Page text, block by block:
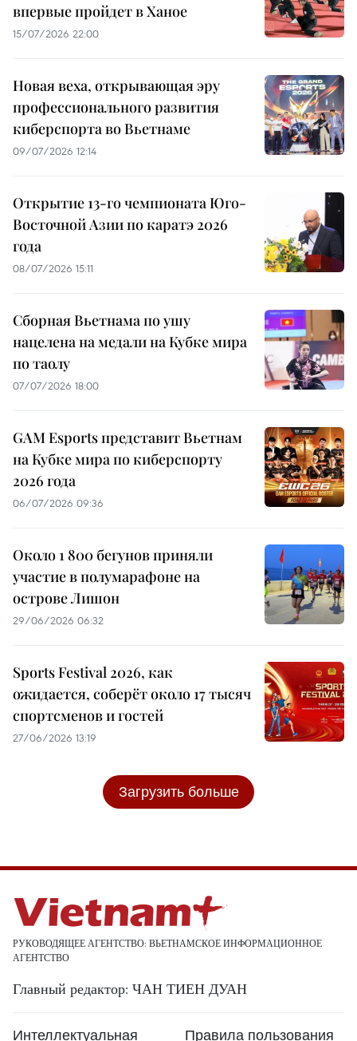
впервые пройдет в Ханое
15/07/2026 22:00
Новая веха, открывающая эру
профессионального развития
киберспорта во Вьетнаме
09/07/2026 12:14
Открытие 13-го чемпионата Юго-
Восточной Азии по каратэ 2026
года
08/07/2026 15:11
Сборная Вьетнама по ушу
нацелена на медали на Кубке мира
по таолу
07/07/2026 18:00
GAM Esports представит Вьетнам
на Кубке мира по киберспорту
2026 года
06/07/2026 09:36
Около 1 800 бегунов приняли
участие в полумарафоне на
острове Лишон
29/06/2026 06:32
Sports Festival 2026, как
ожидается, соберёт около 17 тысяч
спортсменов и гостей
27/06/2026 13:19
Загрузить больше
РУКОВОДЯЩЕЕ АГЕНТСТВО: ВЬЕТНАМСКОЕ ИНФОРМАЦИОННОЕ
АГЕНТСТВО
Главный редактор: ЧАН ТИЕН ДУАН
Интеллектуальная Правила пользования